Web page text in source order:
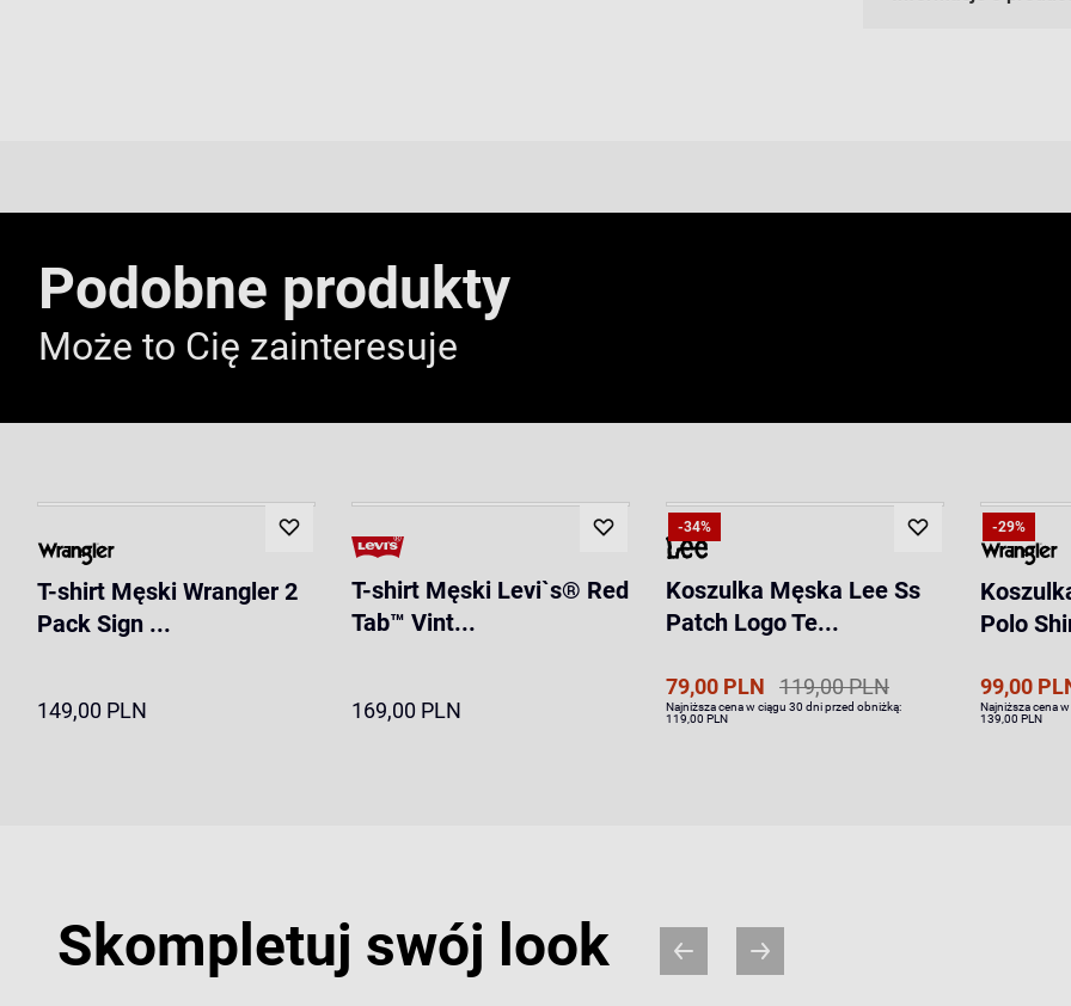
Podobne produkty
Może to Cię zainteresuje
T-shirt Męski Wrangler 2
Pack Sign ...
149,00 PLN
T-shirt Męski Levi`s® Red
Tab™ Vint...
169,00 PLN
-34%
Koszulka Męska Lee Ss
Patch Logo Te...
79,00 PLN 119,00 PLN
Najniższa cena w ciągu 30 dni przed obniżką:
119,00 PLN
-29%
Polo
99,00
Najniższa cena
139,00 PLN
Skompletuj swój look